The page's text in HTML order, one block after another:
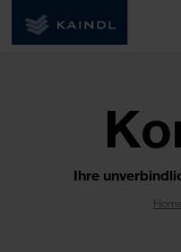
Ihre